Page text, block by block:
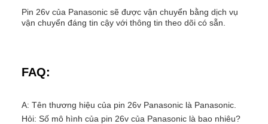
Pin 26v của Panasonic sẽ được vận chuyển bằng dịch vụ
vận chuyển đáng tin cậy với thông tin theo dõi có sẵn.
FAQ:
A: Tên thương hiệu của pin 26v Panasonic là Panasonic.
Hỏi: Số mô hình của pin 26v của Panasonic là bao nhiêu?